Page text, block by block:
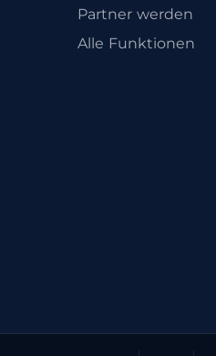
Partner werden
Alle Funktionen